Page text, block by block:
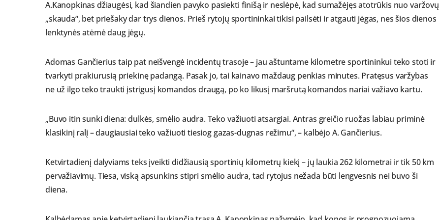
A.Kanopkinas džiaugėsi, kad šiandien pavyko pasiekti finišą ir neslėpė, kad sumažėjęs atotrūkis nuo varžovų
„skauda“, bet priešaky dar trys dienos. Prieš rytojų sportininkai tikisi pailsėti ir atgauti jėgas, nes šios dienos
lenktynės atėmė daug jėgų.
Adomas Gančierius taip pat neišvengė incidentų trasoje – jau aštuntame kilometre sportininkui teko stoti ir
tvarkyti prakiurusią priekinę padangą. Pasak jo, tai kainavo maždaug penkias minutes. Pratęsus varžybas
ne už ilgo teko traukti įstrigusį komandos draugą, po ko likusį maršrutą komandos nariai važiavo kartu.
„Buvo itin sunki diena: dulkės, smėlio audra. Teko važiuoti atsargiai. Antras greičio ruožas labiau priminė
klasikinį ralį – daugiausiai teko važiuoti tiesiog gazas-dugnas režimu“, – kalbėjo A. Gančierius.
Ketvirtadienį dalyviams teks įveikti didžiausią sportinių kilometrų kiekį – jų laukia 262 kilometrai ir tik 50 km
pervažiavimų. Tiesa, viską apsunkins stipri smėlio audra, tad rytojus nežada būti lengvesnis nei buvo ši
diena.